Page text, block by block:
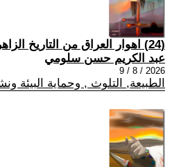
(24) اهوار العراق من التاريخ الزاهر إلى معركة البقاء
عبد الكريم حسن سلومي
2026 / 8 / 9
الطبيعة, التلوث , وحماية البيئة